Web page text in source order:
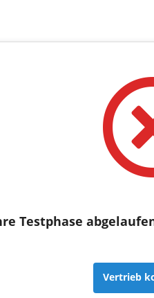
Testphase
Vertrieb